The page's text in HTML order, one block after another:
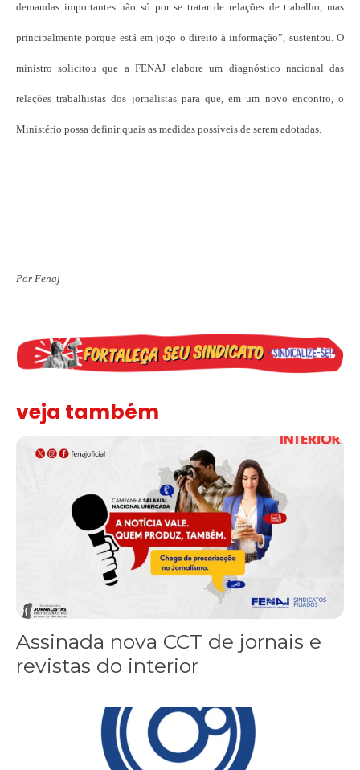
demandas importantes não só por se tratar de relações de trabalho, mas
principalmente porque está em jogo o direito à informação”, sustentou. O
ministro solicitou que a FENAJ elabore um diagnóstico nacional das
relações trabalhistas dos jornalistas para que, em um novo encontro, o
Ministério possa definir quais as medidas possíveis de serem adotadas.
Por Fenaj
veja também
Assinada nova CCT de jornais e revistas do interior
Assinada nova CCT de jornais e
revistas do interior
Sindicato leva reivindicações à TV TEM, denunciada de cometer